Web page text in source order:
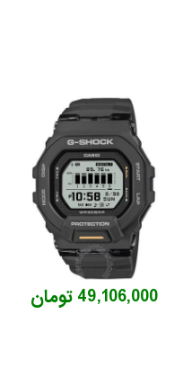
49,106,000 تومان